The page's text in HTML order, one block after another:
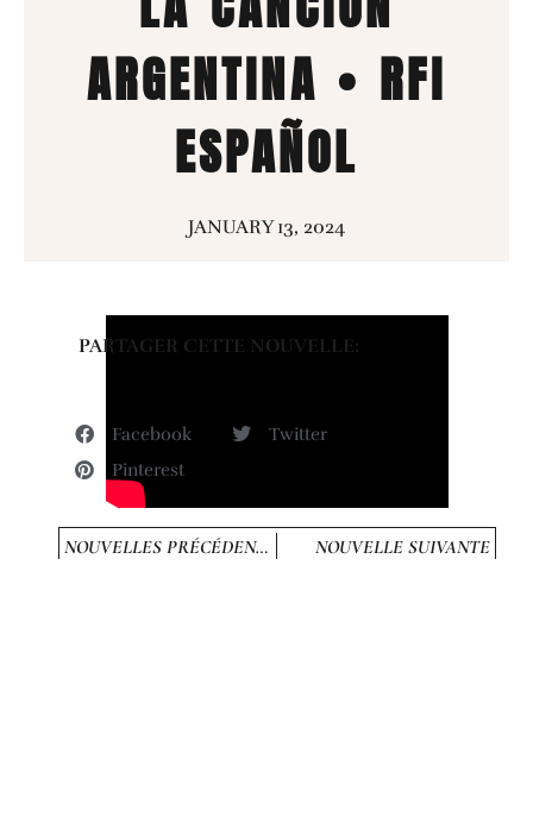
ARGENTINA • RFI
ESPAÑOL
JANUARY 13, 2024
PARTAGER CETTE NOUVELLE:
Facebook
Twitter
Pinterest
NOUVELLES PRÉCÉDENTES NOUVELLE SUIVANTE